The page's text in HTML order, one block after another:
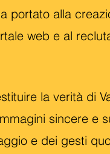
portato alla
web e al
la verità di
sincere e
e dei gesti